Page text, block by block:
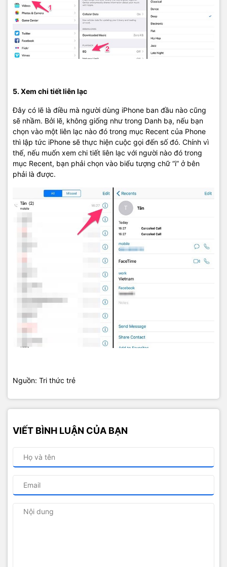
5. Xem chi tiết liên lạc
Đây có lẽ là điều mà người dùng iPhone ban đầu nào cũng
sẽ nhầm. Bởi lẽ, không giống như trong Danh bạ, nếu bạn
chọn vào một liên lạc nào đó trong mục Recent của Phone
thì lập tức iPhone sẽ thực hiện cuộc gọi đến số đó. Chính vì
thế, nếu muốn xem chi tiết liên lạc với người nào đó trong
mục Recent, bạn phải chọn vào biểu tượng chữ “i” ở bên
phải là được.
Nguồn: Tri thức trẻ
VIẾT BÌNH LUẬN CỦA BẠN